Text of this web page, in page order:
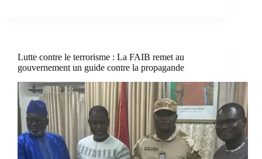
Lutte contre le terrorisme : La FAIB remet au
gouvernement un guide contre la propagande